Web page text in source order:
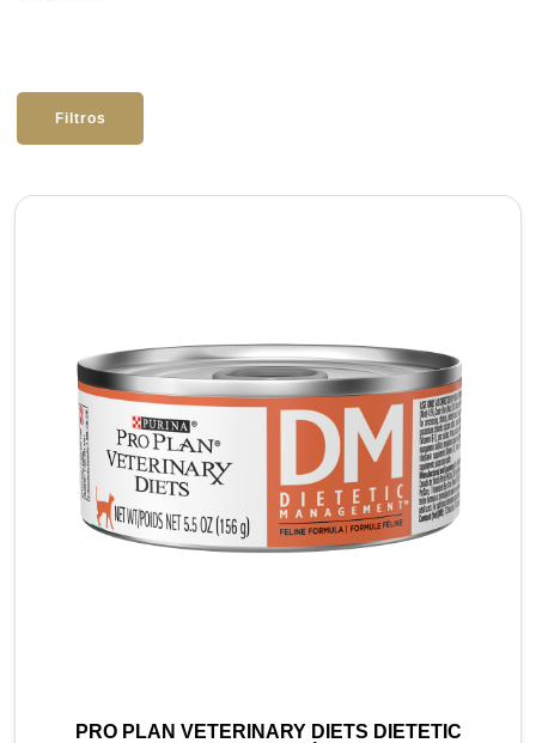
Filtros
PRO PLAN VETERINARY DIETS DIETETIC